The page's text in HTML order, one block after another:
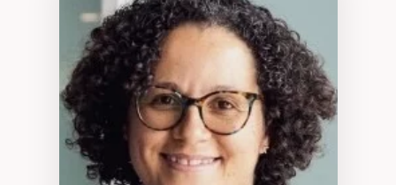
Ethnographie critique des environnements
d’apprentissage des étudiant.e.s
Approche transdisciplinaire des
compétences socioaffectives et
interculturelles
Didactique des langues secondes et
compétence pragmatique
Andragogie
Méthodologies de recherche qualitative